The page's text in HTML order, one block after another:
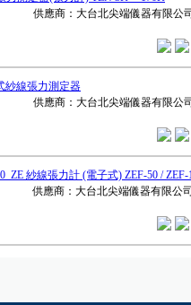
供應商：大台北尖端儀器有限公司
紗線張力測定器
供應商：大台北尖端儀器有限公司
ZE 紗線張力計 (電子式) ZEF-50 / ZEF-
供應商：大台北尖端儀器有限公司